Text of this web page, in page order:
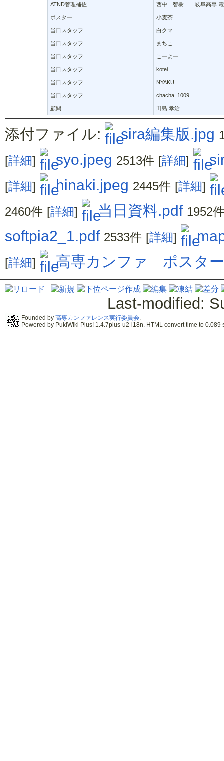
ATND管理補佐 西中 智樹 岐阜高専
ポスター 小麦茶
当日スタッフ 白クマ
当日スタッフ まちこ
当日スタッフ こーよー
当日スタッフ kotei
当日スタッフ NYAKU
当日スタッフ chacha_1009
顧問 田島 孝治
添付ファイル: sira編集版.jpg
[詳細] syo.jpeg 2513件 [詳細]
[詳細] hinaki.jpeg 2445件 [詳細]
2460件 [詳細] 当日資料.pdf 1952
softpia2_1.pdf 2533件 [詳細]
[詳細] 高専カンファ ポスタ
Last-modified:
Founded by 高専カンファレンス実行委員会.
Powered by PukiWiki Plus! 1.4.7plus-u2-i18n. HTML convert time to 0.089